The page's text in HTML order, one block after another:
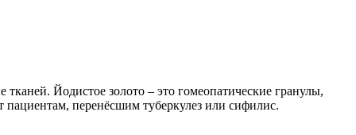
Йодистое золото – это гомеопатические гранулы,
перенёсшим туберкулез или сифилис.